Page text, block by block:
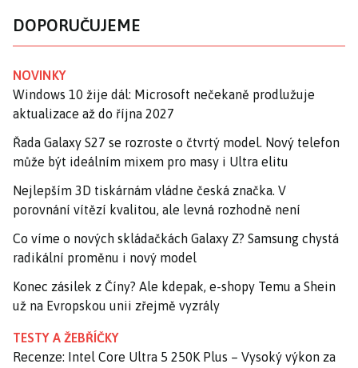
DOPORUČUJEME
NOVINKY
Windows 10 žije dál: Microsoft nečekaně prodlužuje
aktualizace až do října 2027
Řada Galaxy S27 se rozroste o čtvrtý model. Nový telefon
může být ideálním mixem pro masy i Ultra elitu
Nejlepším 3D tiskárnám vládne česká značka. V
porovnání vítězí kvalitou, ale levná rozhodně není
Co víme o nových skládačkách Galaxy Z? Samsung chystá
radikální proměnu i nový model
Konec zásilek z Číny? Ale kdepak, e-shopy Temu a Shein
už na Evropskou unii zřejmě vyzrály
TESTY A ŽEBŘÍČKY
Recenze: Intel Core Ultra 5 250K Plus – Vysoký výkon za